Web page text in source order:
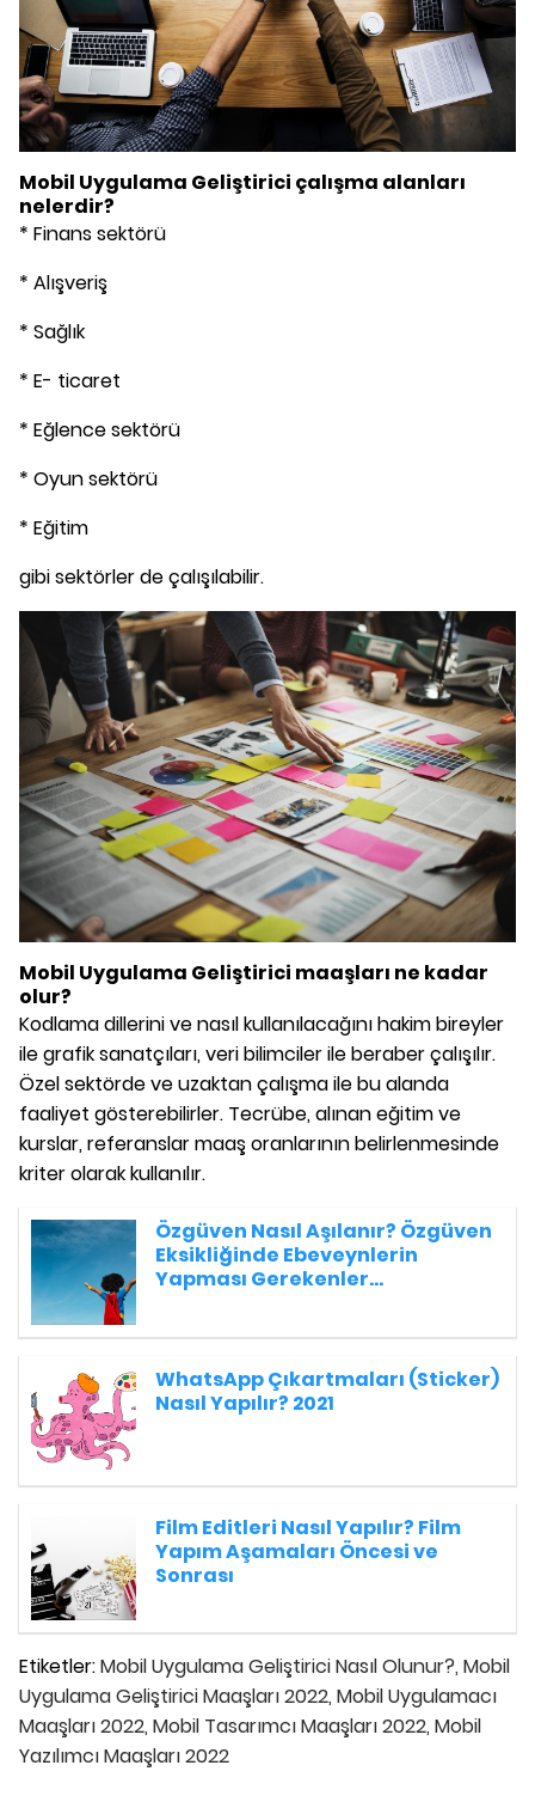
Mobil Uygulama Geliştirici çalışma alanları
nelerdir?
* Finans sektörü
* Alışveriş
* Sağlık
* E- ticaret
* Eğlence sektörü
* Oyun sektörü
* Eğitim
gibi sektörler de çalışılabilir.
Mobil Uygulama Geliştirici maaşları ne kadar
olur?
Kodlama dillerini ve nasıl kullanılacağını hakim bireyler
ile grafik sanatçıları, veri bilimciler ile beraber çalışılır.
Özel sektörde ve uzaktan çalışma ile bu alanda
faaliyet gösterebilirler. Tecrübe, alınan eğitim ve
kurslar, referanslar maaş oranlarının belirlenmesinde
kriter olarak kullanılır.
Özgüven Nasıl Aşılanır? Özgüven
Eksikliğinde Ebeveynlerin
Yapması Gerekenler...
WhatsApp Çıkartmaları (Sticker)
Nasıl Yapılır? 2021
Film Editleri Nasıl Yapılır? Film
Yapım Aşamaları Öncesi ve
Sonrası
Etiketler:Mobil Uygulama Geliştirici Nasıl Olunur?, Mobil
Uygulama Geliştirici Maaşları 2022, Mobil Uygulamacı
Maaşları 2022, Mobil Tasarımcı Maaşları 2022, Mobil
Yazılımcı Maaşları 2022